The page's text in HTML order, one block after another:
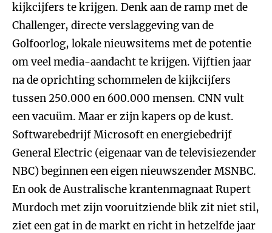
kijkcijfers te krijgen. Denk aan de ramp met de
Challenger, directe verslaggeving van de
Golfoorlog, lokale nieuwsitems met de potentie
om veel media-aandacht te krijgen. Vijftien jaar
na de oprichting schommelen de kijkcijfers
tussen 250.000 en 600.000 mensen. CNN vult
een vacuüm. Maar er zijn kapers op de kust.
Softwarebedrijf Microsoft en energiebedrijf
General Electric (eigenaar van de televisiezender
NBC) beginnen een eigen nieuwszender MSNBC.
En ook de Australische krantenmagnaat Rupert
Murdoch met zijn vooruitziende blik zit niet stil,
ziet een gat in de markt en richt in hetzelfde jaar